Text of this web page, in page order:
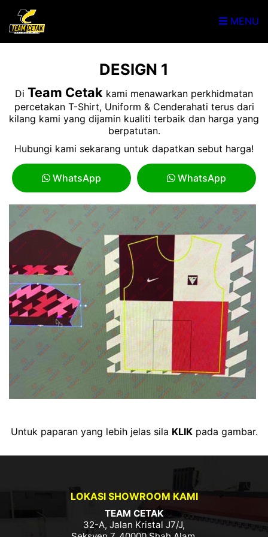
MENU
DESIGN 1
Di Team Cetak kami menawarkan perkhidmatan
percetakan T-Shirt, Uniform & Cenderahati terus dari
kilang kami yang dijamin kualiti terbaik dan harga yang
berpatutan.
Hubungi kami sekarang untuk dapatkan sebut harga!
WhatsApp WhatsApp
Untuk paparan yang lebih jelas sila KLIKpada gambar.
LOKASI SHOWROOM KAMI
TEAM CETAK
32-A, Jalan Kristal J7/J,